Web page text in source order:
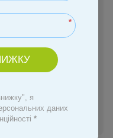
знижки
*
я
даних
*